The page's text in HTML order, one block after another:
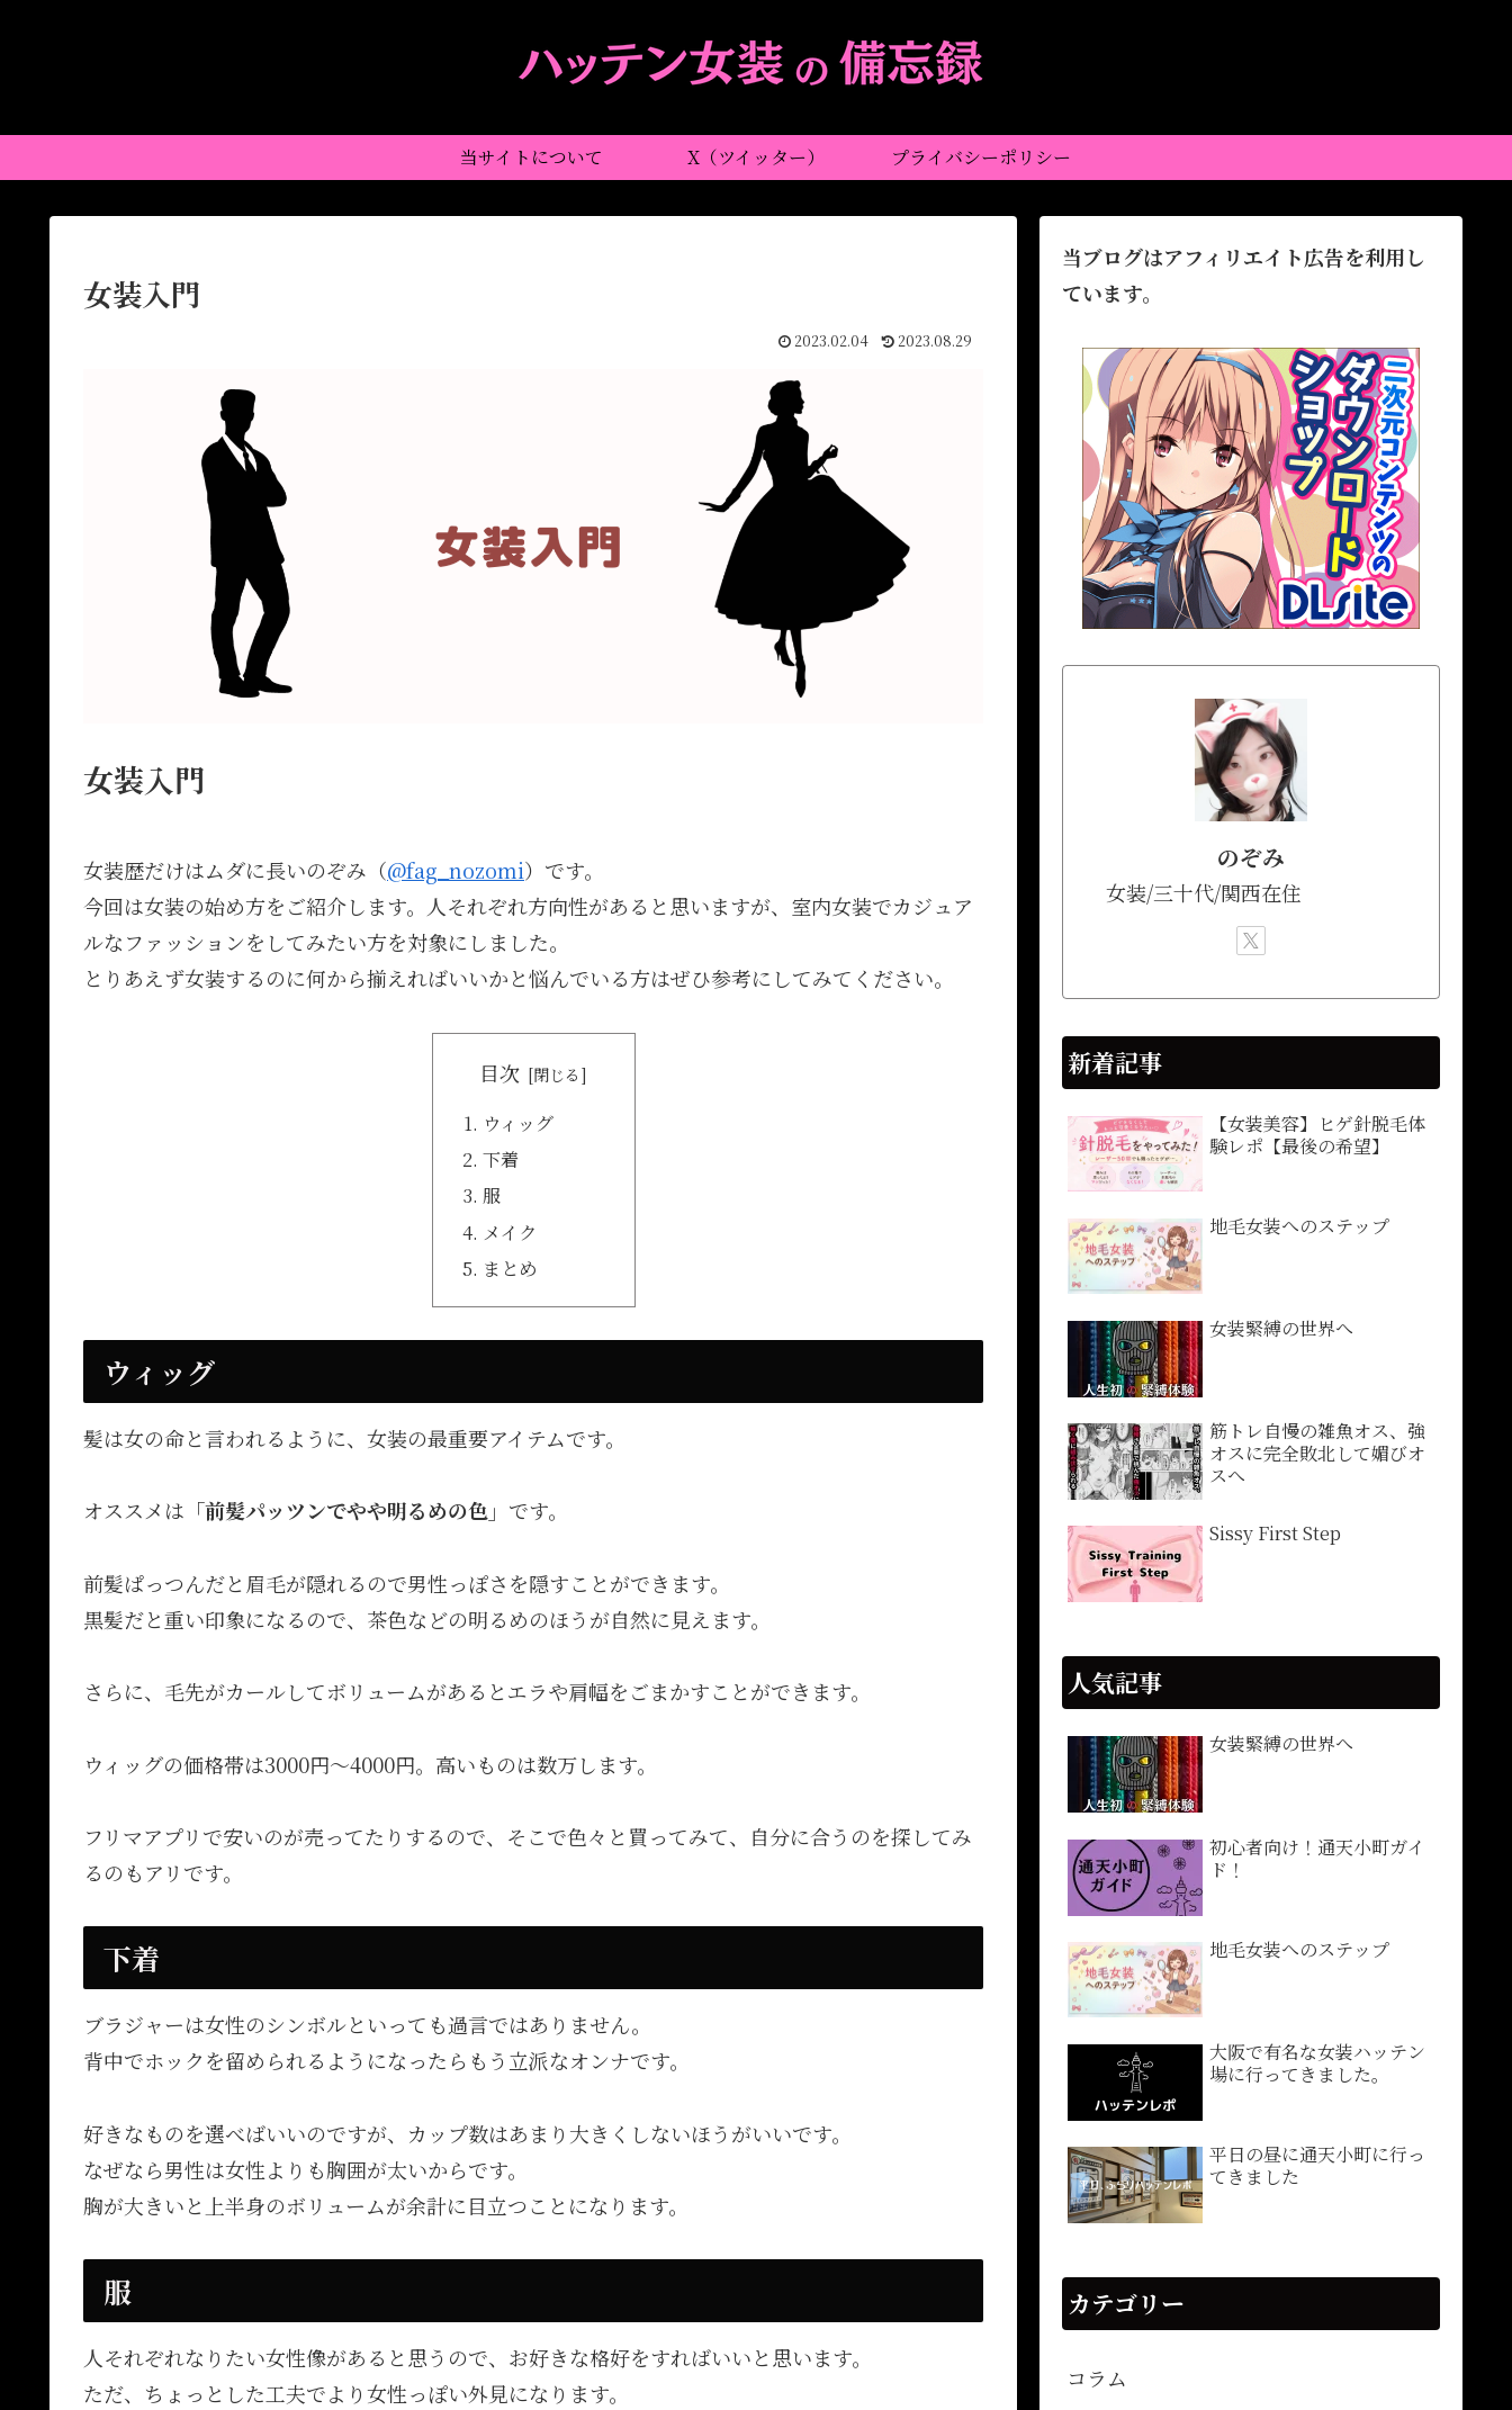
当サイトについて X（ツイッター） プライバシーポリシー
女装入門
2023.02.04 2023.08.29
女装入門
女装歴だけはムダに長いのぞみ（@fag_nozomi）です。
今回は女装の始め方をご紹介します。人それぞれ方向性があると思いますが、室内女装でカジュア
ルなファッションをしてみたい方を対象にしました。
とりあえず女装するのに何から揃えればいいかと悩んでいる方はぜひ参考にしてみてください。
目次
ウィッグ
下着
服
メイク
まとめ
ウィッグ
髪は女の命と言われるように、女装の最重要アイテムです。
オススメは 「前髪パッツンでやや明るめの色」 です。
前髪ぱっつんだと眉毛が隠れるので男性っぽさを隠すことができます。
黒髪だと重い印象になるので、茶色などの明るめのほうが自然に見えます。
さらに、毛先がカールしてボリュームがあるとエラや肩幅をごまかすことができます。
ウィッグの価格帯は3000円〜4000円。高いものは数万します。
フリマアプリで安いのが売ってたりするので、そこで色々と買ってみて、自分に合うのを探してみ
るのもアリです。
下着
ブラジャーは女性のシンボルといっても過言ではありません。
背中でホックを留められるようになったらもう立派なオンナです。
好きなものを選べばいいのですが、カップ数はあまり大きくしないほうがいいです。
なぜなら男性は女性よりも胸囲が太いからです。
胸が大きいと上半身のボリュームが余計に目立つことになります。
服
人それぞれなりたい女性像があると思うので、お好きな格好をすればいいと思います。
ただ、ちょっとした工夫でより女性っぽい外見になります。
当ブログはアフィリエイト広告を利用し
ています。
のぞみ
女装/三十代/関西在住
新着記事
【女装美容】ヒゲ針脱毛体
験レポ【最後の希望】
地毛女装へのステップ
女装緊縛の世界へ
筋トレ自慢の雑魚オス、強
オスに完全敗北して媚びオ
スへ
Sissy First Step
人気記事
女装緊縛の世界へ
初心者向け！通天小町ガイ
ド！
地毛女装へのステップ
大阪で有名な女装ハッテン
場に行ってきました。
平日の昼に通天小町に行っ
てきました
カテゴリー
コラム